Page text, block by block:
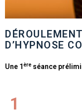
D’HYPNOSE
Une 1 ère séance
1